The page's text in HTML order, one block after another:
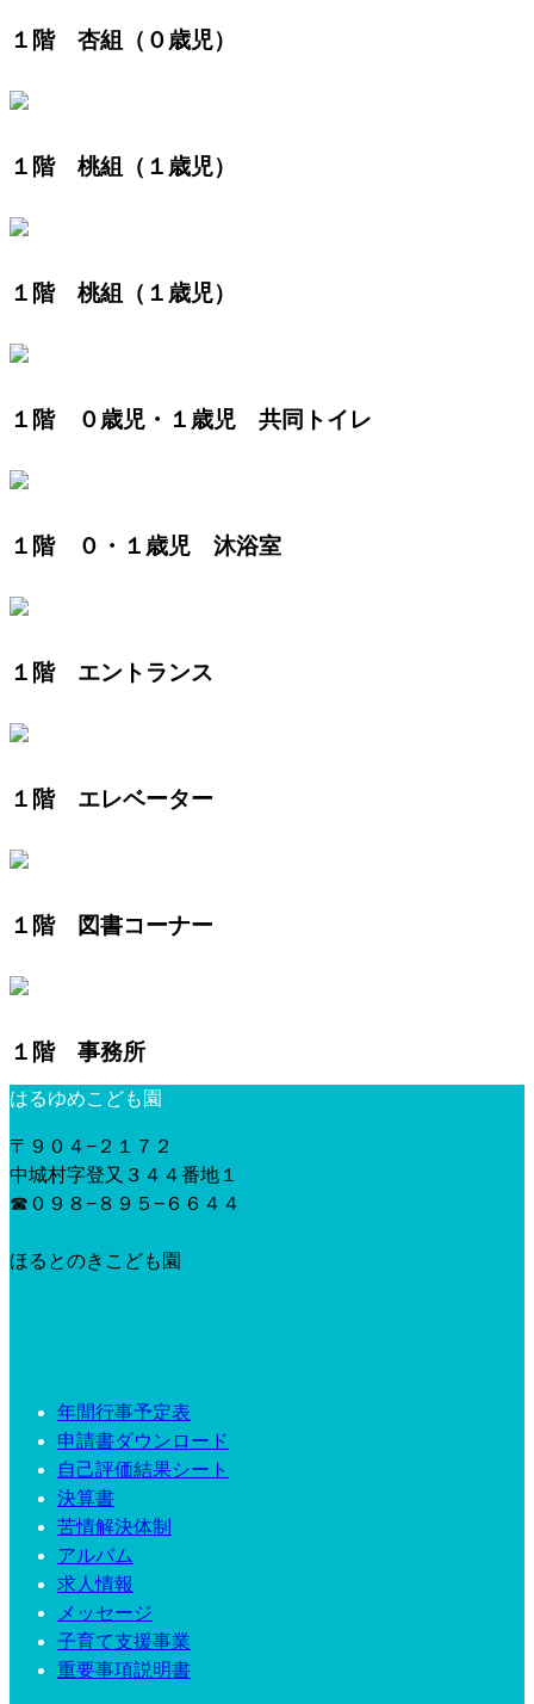
１階 杏組（０歳児）
１階 桃組（１歳児）
１階 桃組（１歳児）
１階 ０歳児・１歳児 共同トイレ
１階 ０・１歳児 沐浴室
１階 エントランス
１階 エレベーター
１階 図書コーナー
１階 事務所
はるゆめこども園
〒９０４−２１７２
中城村字登又３４４番地１
☎︎０９８−８９５−６６４４
ほるとのきこども園
年間行事予定表
申請書ダウンロード
自己評価結果シート
決算書
苦情解決体制
アルバム
求人情報
メッセージ
子育て支援事業
重要事項説明書